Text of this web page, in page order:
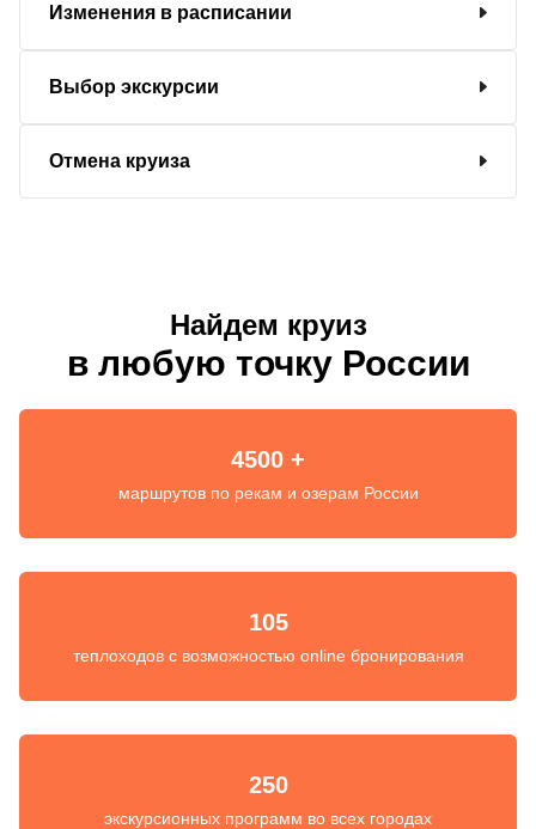
Изменения в расписании
Выбор экскурсии
Отмена круиза
Найдем круиз
в любую точку России
4500 +
маршрутов по рекам и озерам России
105
теплоходов с возможностью online бронирования
250
экскурсионных программ во всех городах